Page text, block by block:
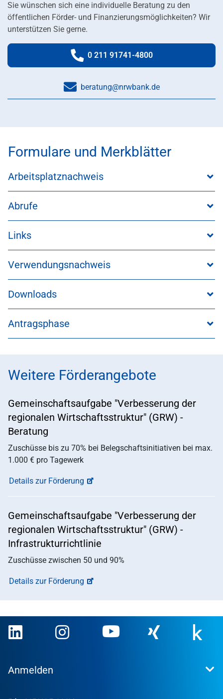
Sie wünschen sich eine individuelle Beratung zu den
öffentlichen Förder- und Finanzierungsmöglichkeiten? Wir
unterstützen Sie gerne.
Telefonnummer:
0 211 91741-4800
beratung@nrwbank.de
Formulare und Merkblätter
Arbeitsplatznachweis
Abrufe
Links
Verwendungsnachweis
Downloads
Antragsphase
Weitere Förderangebote
Gemeinschaftsaufgabe "Verbesserung der
regionalen Wirtschaftsstruktur" (GRW) -
Beratung
Zuschüsse bis zu 70% bei Belegschaftsinitiativen bei max.
1.000 € pro Tagewerk
Details zur Förderung
Gemeinschaftsaufgabe "Verbesserung der
regionalen Wirtschaftsstruktur" (GRW) -
Infrastrukturrichtlinie
Zuschüsse zwischen 50 und 90%
Details zur Förderung
Anmelden